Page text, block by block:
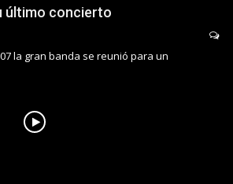
último concierto
la gran banda se reunió para un